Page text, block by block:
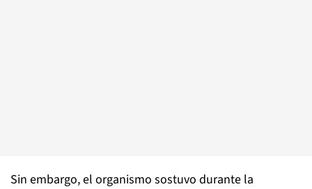
Sin embargo, el organismo sostuvo durante la